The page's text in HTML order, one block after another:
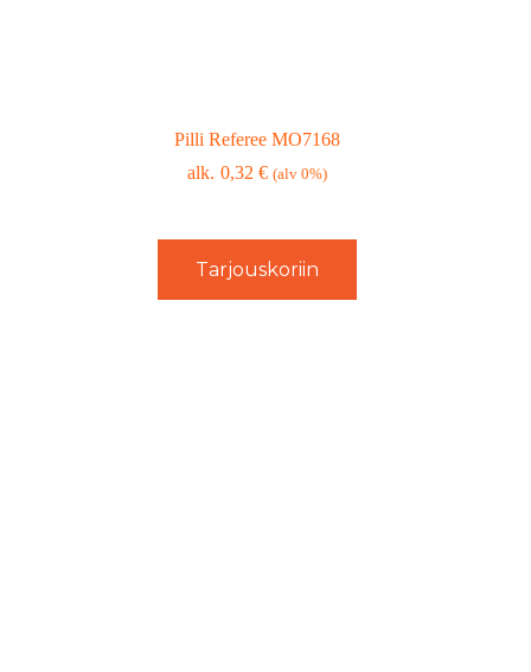
Pilli Referee MO7168
0,32€ (alv 0%)
Tarjouskoriin